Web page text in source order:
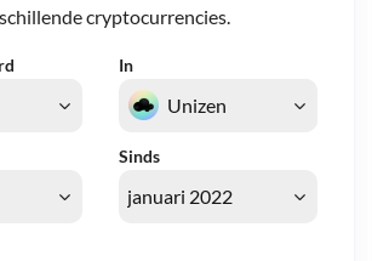
cryptocurrencies.
In
Sinds